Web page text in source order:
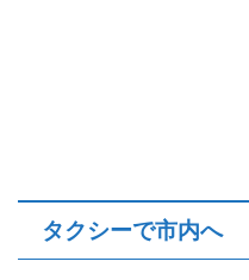
タクシーで市内へ